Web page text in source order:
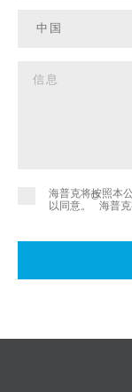
海普克将按照本
以同意。
©
海普